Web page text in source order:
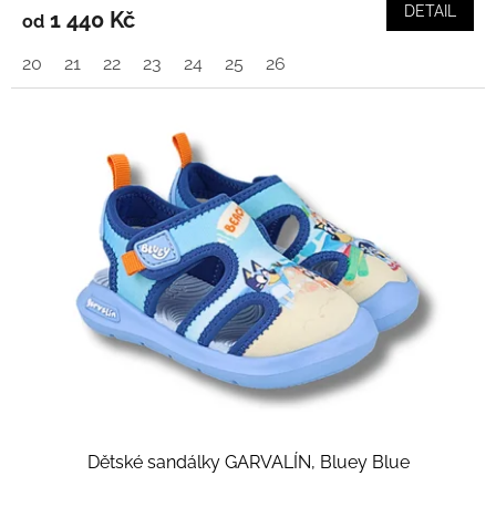
od 1 440 Kč DETAIL
20 21 22 23 24 25 26
Dětské sandálky GARVALÍN, Bluey Blue